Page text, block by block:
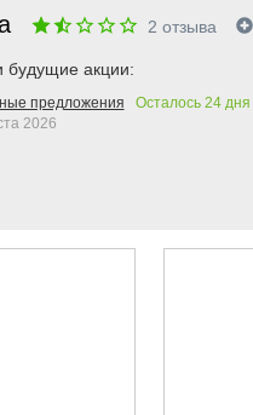
2 отзыва
будущие акции:
предложения Осталось 24дня
2026